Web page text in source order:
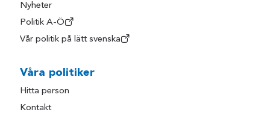
Nyheter
Politik A-Ö
Vår politik på lätt svenska
Våra politiker
Hitta person
Kontakt